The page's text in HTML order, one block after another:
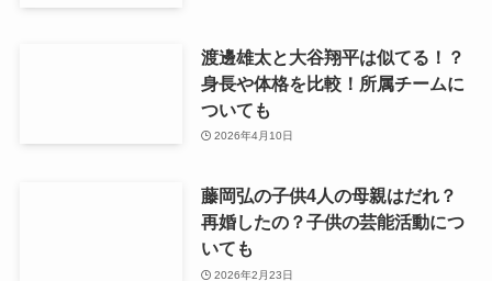
渡邊雄太と大谷翔平は似てる！？
身長や体格を比較！所属チームに
ついても
2026年4月10日
藤岡弘の子供4人の母親はだれ？
再婚したの？子供の芸能活動につ
いても
2026年2月23日